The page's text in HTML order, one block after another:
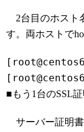
2台目のホスト
す。両ホストで
■もう1台のSSL
サーバー証明書